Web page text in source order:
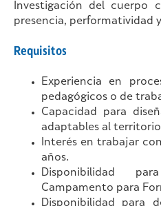
Investigación del cuerpo
presencia, performatividad
Requisitos
Experiencia en
pedagógicos o de
Capacidad para
adaptables al
Interés en trabajar
años.
Disponibilidad
Campamento para
Disponibilidad para